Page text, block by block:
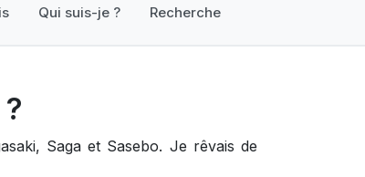
Qui suis-je ? Recherche
Saga et Sasebo. Je rêvais de